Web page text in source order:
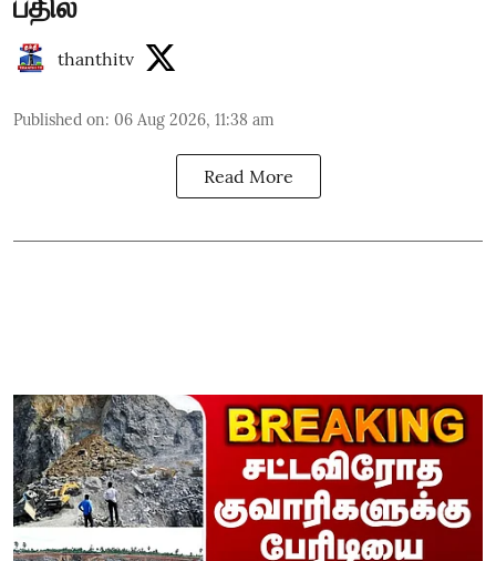
thanthitv
Published on: 06 Aug 2026, 11:38 am
Read More